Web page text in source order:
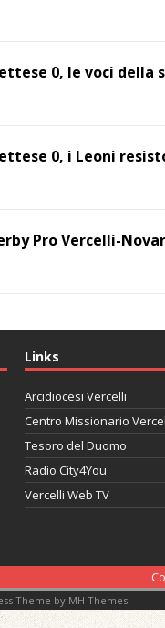
0, le voci della
0, i Leoni
Pro Vercelli-
Links
Arcidiocesi Vercelli
Centro Missionario
Tesoro del Duomo
Radio City4You
Vercelli Web TV
Theme by MH Themes